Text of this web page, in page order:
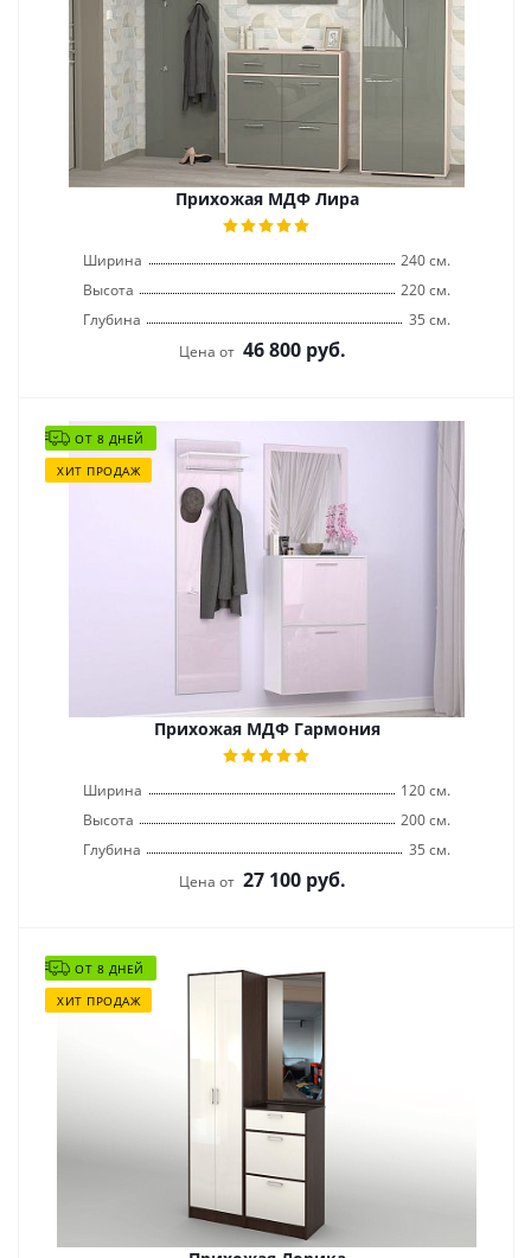
Прихожая МДФ Лира
Ширина
240 см.
Высота
220 см.
Глубина
35 см.
Цена от 46 800 руб.
ОТ 8 ДНЕЙ
ХИТ ПРОДАЖ
Прихожая МДФ Гармония
Ширина
120 см.
Высота
200 см.
Глубина
35 см.
Цена от 27 100 руб.
ОТ 8 ДНЕЙ
ХИТ ПРОДАЖ